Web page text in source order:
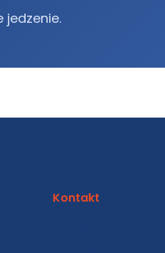
jedzenie.
Kontakt